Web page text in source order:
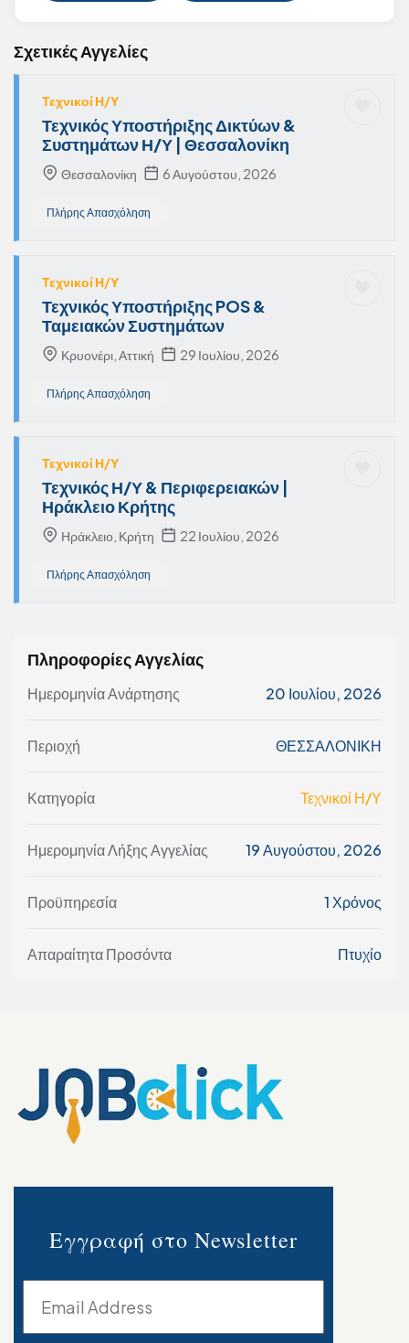
Σχετικές Αγγελίες
Τεχνικοί Η/Υ
Τεχνικός Υποστήριξης Δικτύων &
Συστημάτων Η/Υ | Θεσσαλονίκη
Θεσσαλονίκη 6 Αυγούστου, 2026
Πλήρης Απασχόληση
Τεχνικοί Η/Υ
Τεχνικός Υποστήριξης POS &
Ταμειακών Συστημάτων
Κρυονέρι, Αττική 29 Ιουλίου, 2026
Πλήρης Απασχόληση
Τεχνικοί Η/Υ
Τεχνικός Η/Υ & Περιφερειακών |
Ηράκλειο Κρήτης
Ηράκλειο, Κρήτη 22 Ιουλίου, 2026
Πλήρης Απασχόληση
Πληροφορίες Αγγελίας
Ημερομηνία Ανάρτησης 20 Ιουλίου, 2026
Περιοχή ΘΕΣΣΑΛΟΝΙΚΗ
Κατηγορία Τεχνικοί Η/Υ
Ημερομηνία Λήξης Αγγελίας 19 Αυγούστου, 2026
Προϋπηρεσία 1 Χρόνος
Απαραίτητα Προσόντα Πτυχίο
Εγγραφή στο Newsletter